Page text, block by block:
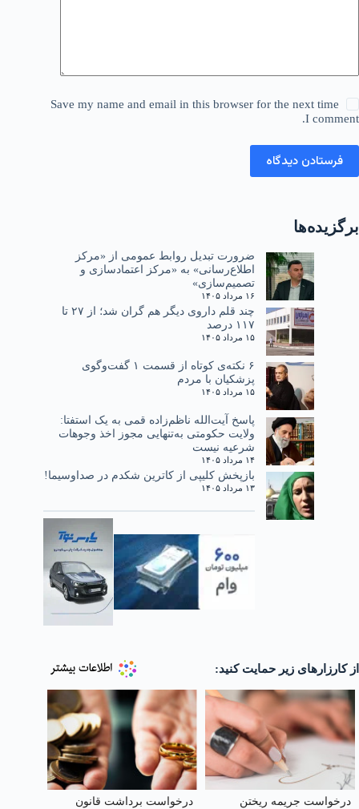
Save my name and email in this browser for the next time
I comment.
فرستادن دیدگاه
برگزیده‌ها
ضرورت تبدیل روابط عمومی از «مرکز
اطلاع‌رسانی» به «مرکز اعتمادسازی و
تصمیم‌سازی»
۱۶ مرداد ۱۴۰۵
چند قلم داروی دیگر هم گران شد؛ از ۲۷ تا
۱۱۷ درصد
۱۵ مرداد ۱۴۰۵
۶ نکته‌ی کوتاه از قسمت ۱ گفت‌وگوی
پزشکیان با مردم
۱۵ مرداد ۱۴۰۵
پاسخ آیت‌الله ناظم‌زاده قمی به یک استفتا:
ولایت حکومتی به‌تنهایی مجوز اخذ وجوهات
شرعیه نیست
۱۴ مرداد ۱۴۰۵
بازپخش کلیپی از کاترین شکدم در صداوسیما!
۱۳ مرداد ۱۴۰۵
از کارزارهای زیر حمایت کنید:
درخواست جریمه ریختن درخواست برداشت قانون